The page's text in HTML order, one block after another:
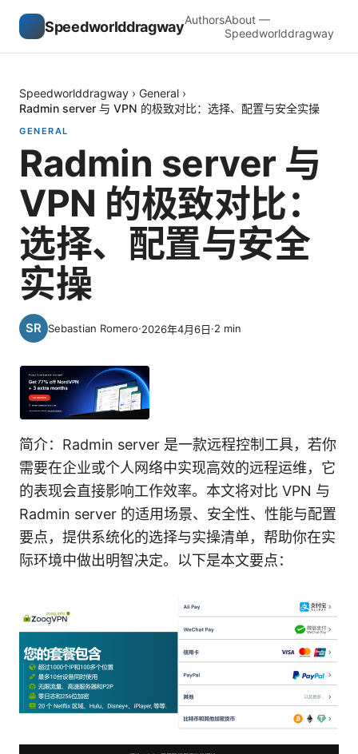
SpeedworlddragwayAuthorsAbout —
Speedworlddragway
Speedworlddragway › General ›
Radmin server 与 VPN 的极致对比：选择、配置与安全实操
GENERAL
Radmin server 与
VPN 的极致对比：
选择、配置与安全
实操
Sebastian Romero·2026年4月6日·2 min
简介：Radmin server 是一款远程控制工具，若你
需要在企业或个人网络中实现高效的远程运维，它
的表现会直接影响工作效率。本文将对比 VPN 与
Radmin server 的适用场景、安全性、性能与配置
要点，提供系统化的选择与实操清单，帮助你在实
际环境中做出明智决定。以下是本文要点：